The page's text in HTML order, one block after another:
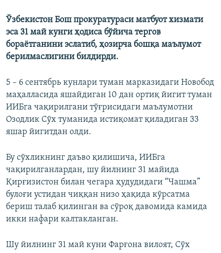
Ўзбекистон Бош прокуратураси матбуот хизмати
эса 31 май кунги ҳодиса бўйича тергов
бораётганини эслатиб, ҳозирча бошқа маълумот
берилмаслигини билдирди.
5 – 6 сентябрь кунлари туман марказидаги Новобод
маҳалласида яшайдиган 10 дан ортиқ йигит туман
ИИБга чақирилгани тўғрисидаги маълумотни
Озодлик Сўх туманида истиқомат қиладиган 33
яшар йигитдан олди.
Бу сўхликнинг даъво қилишича, ИИБга
чақирилганлардан, шу йилнинг 31 майида
Қирғизистон билан чегара ҳудудидаги “Чашма”
булоғи устидан чиққан низо ҳақида кўрсатма
бериш талаб қилинган ва сўроқ давомида камида
икки нафари калтакланган.
Шу йилнинг 31 май куни Фарғона вилоят, Сўх